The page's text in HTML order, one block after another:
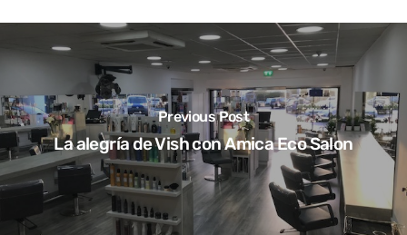
Previous Post
La alegría de Vish con Amica Eco Salon